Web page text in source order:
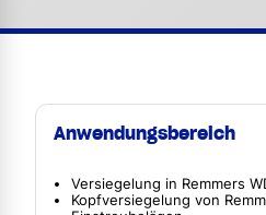
Anwendungsbereich
Versiegelung in Remmers
Kopfversiegelung von